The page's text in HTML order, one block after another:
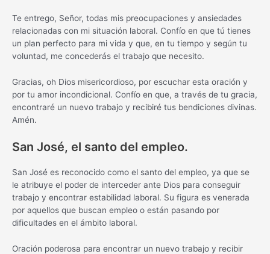
Te entrego, Señor, todas mis preocupaciones y ansiedades
relacionadas con mi situación laboral. Confío en que tú tienes
un plan perfecto para mi vida y que, en tu tiempo y según tu
voluntad, me concederás el trabajo que necesito.
Gracias, oh Dios misericordioso, por escuchar esta oración y
por tu amor incondicional. Confío en que, a través de tu gracia,
encontraré un nuevo trabajo y recibiré tus bendiciones divinas.
Amén.
San José, el santo del empleo.
San José es reconocido como el santo del empleo, ya que se
le atribuye el poder de interceder ante Dios para conseguir
trabajo y encontrar estabilidad laboral. Su figura es venerada
por aquellos que buscan empleo o están pasando por
dificultades en el ámbito laboral.
Oración poderosa para encontrar un nuevo trabajo y recibir